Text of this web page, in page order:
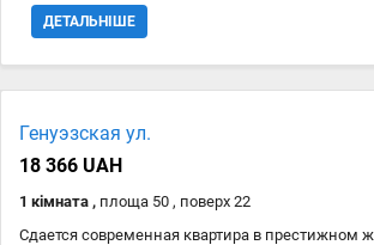
ДЕТАЛЬНІШЕ
Генуэзская ул.
18 366 UAH
1 кімната , площа 50 , поверх 22
Сдается современная квартира в престижном